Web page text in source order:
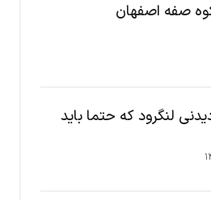
صفه اصفهان
لنگرود که حتما باید